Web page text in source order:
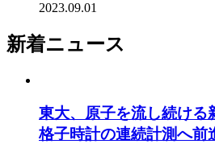
2023.09.01
新着ニュース
東大、原子を流し続け
格子時計の連続計測へ前